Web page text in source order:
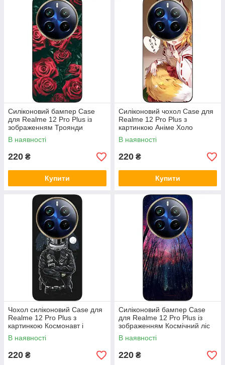
Силіконовий бампер Case
для Realme 12 Pro Plus із
зображенням Троянди
В наявності
220 ₴
Купити
Силіконовий чохол Case для
Realme 12 Pro Plus з
картинкою Аніме Холо
В наявності
220 ₴
Купити
Чохол силіконовий Case для
Realme 12 Pro Plus з
картинкою Космонавт і
місяць
В наявності
220 ₴
Силіконовий бампер Case
для Realme 12 Pro Plus із
зображенням Космічний ліс
В наявності
220 ₴